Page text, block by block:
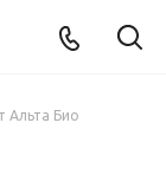
Альта Био